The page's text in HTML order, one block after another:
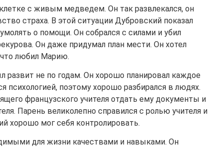
с живым медведем. Он так развлекался, он
страха. В этой ситуации Дубровский показал
о помощи. Он собрался с силами и убил
Он даже придумал план мести. Он хотел
что любил Марию.
не по годам. Он хорошо планировал каждое
психологией, поэтому хорошо разбирался в людях.
французского учителя отдать ему документы и
Парень великолепно справился с ролью учителя и
хорошо мог себя контролировать.
для жизни качествами и навыками. Он